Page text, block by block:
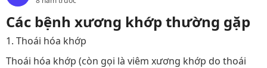
Các bệnh xương khớp thường gặp
1. Thoái hóa khớp
Thoái hóa khớp (còn gọi là viêm xương khớp do thoái